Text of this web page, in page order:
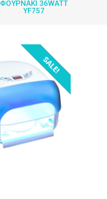
ΦΟΥΡΝΑΚΙ 36WATT
YF757
OUT OF STOCK!
SALE!